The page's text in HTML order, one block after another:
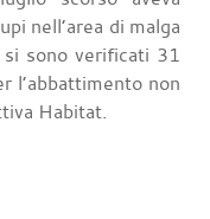
nell’area di malga
sono verificati 31
l’abbattimento non
Habitat.